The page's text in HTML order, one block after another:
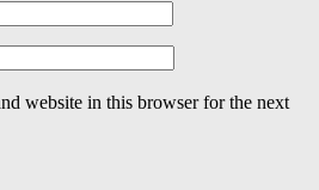
website in this browser for the next